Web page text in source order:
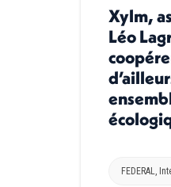
Xylm,
Léo
FEDERAL